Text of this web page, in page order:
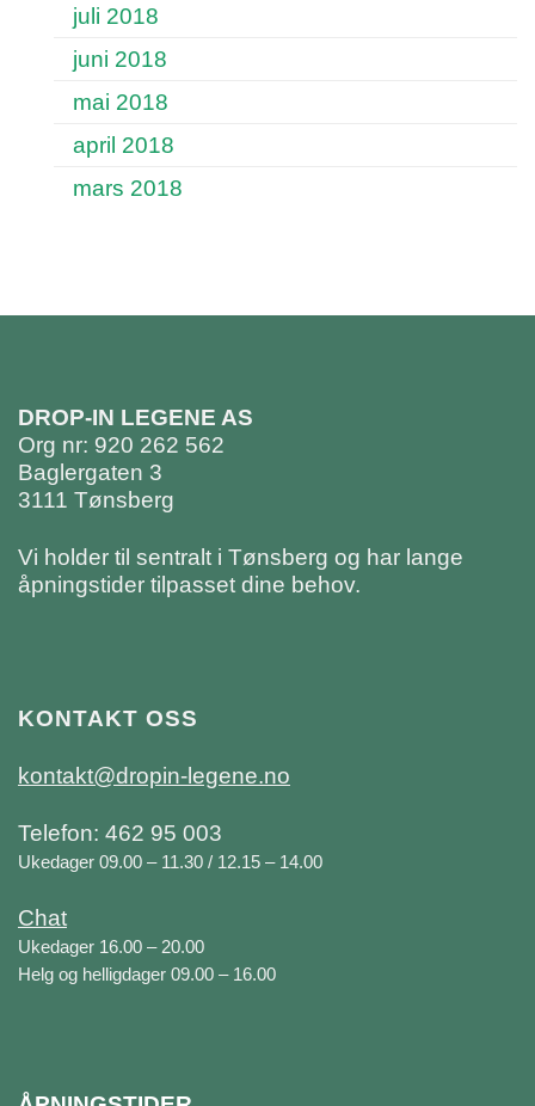
juli 2018
juni 2018
mai 2018
april 2018
mars 2018
DROP-IN LEGENE AS
Org nr: 920 262 562
Baglergaten 3
3111 Tønsberg
Vi holder til sentralt i Tønsberg og har lange
åpningstider tilpasset dine behov.
KONTAKT OSS
kontakt@dropin-legene.no
Telefon: 462 95 003
Ukedager 09.00 – 11.30 / 12.15 – 14.00
Chat
Ukedager 16.00 – 20.00
Helg og helligdager 09.00 – 16.00